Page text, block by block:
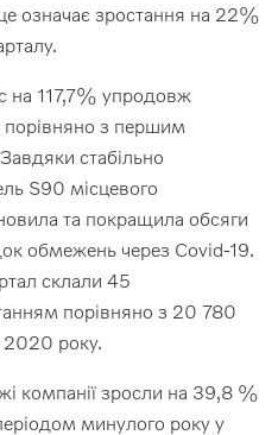
означає зростання на 22%
на 117,7% упродовж
порівняно з першим
стабільно
S90 місцевого
та покращила обсяги
обмежень через Covid-19.
склали 45
порівняно з 20 780
2020 року.
компанії зросли на 39,8 %
минулого року у